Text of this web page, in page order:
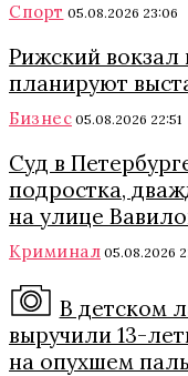
Спорт 05.08.2026 23:06
Рижский вокзал
планируют
Бизнес 05.08.2026 22:51
Суд в
подростка,
на улице
Криминал 05.08.2026
В детском
выручили 13-
на опухшем